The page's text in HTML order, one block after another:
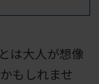
は大人が想像
もしれませ